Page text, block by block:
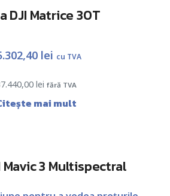
DJI Matrice 30T
lei fără TVA
lei cu TVA
mai mult
Mavic 3 Multispectral